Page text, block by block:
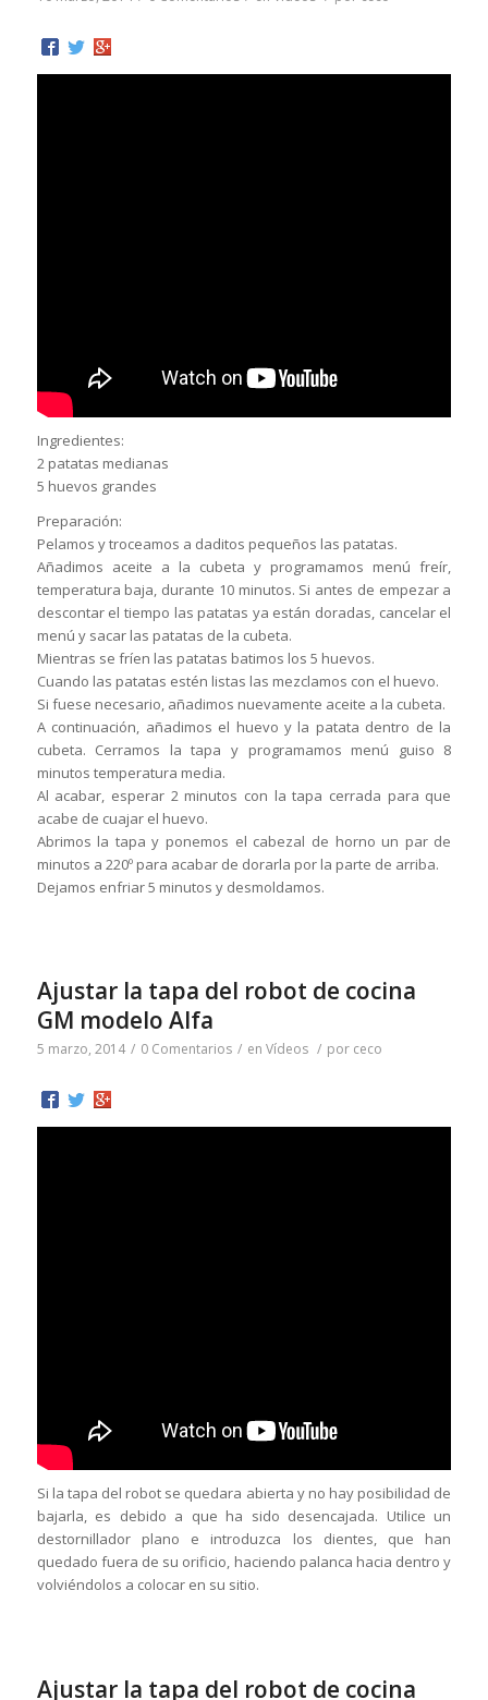
Ingredientes:
2 patatas medianas
5 huevos grandes
Preparación:
Pelamos y troceamos a daditos pequeños las patatas.
Añadimos aceite a la cubeta y programamos menú freír,
temperatura baja, durante 10 minutos. Si antes de empezar a
descontar el tiempo las patatas ya están doradas, cancelar el
menú y sacar las patatas de la cubeta.
Mientras se fríen las patatas batimos los 5 huevos.
Cuando las patatas estén listas las mezclamos con el huevo.
Si fuese necesario, añadimos nuevamente aceite a la cubeta.
A continuación, añadimos el huevo y la patata dentro de la
cubeta. Cerramos la tapa y programamos menú guiso 8
minutos temperatura media.
Al acabar, esperar 2 minutos con la tapa cerrada para que
acabe de cuajar el huevo.
Abrimos la tapa y ponemos el cabezal de horno un par de
minutos a 220º para acabar de dorarla por la parte de arriba.
Dejamos enfriar 5 minutos y desmoldamos.
Ajustar la tapa del robot de cocina
GM modelo Alfa
5 marzo, 2014 / 0 Comentarios / en Vídeos / por ceco
Si la tapa del robot se quedara abierta y no hay posibilidad de
bajarla, es debido a que ha sido desencajada. Utilice un
destornillador plano e introduzca los dientes, que han
quedado fuera de su orificio, haciendo palanca hacia dentro y
volviéndolos a colocar en su sitio.
Ajustar la tapa del robot de cocina